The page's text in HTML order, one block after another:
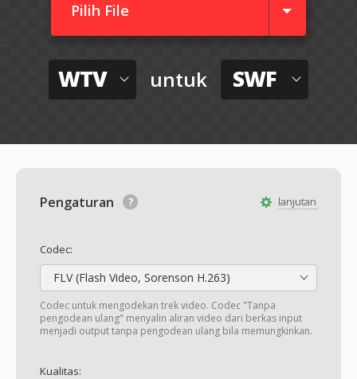
Pilih File
WTV untuk SWF
lanjutan
Pengaturan
Codec:
FLV (Flash Video, Sorenson H.263)
Codec untuk mengodekan trek video. Codec "Tanpa
pengodean ulang" menyalin aliran video dari berkas input
menjadi output tanpa pengodean ulang bila memungkinkan.
Kualitas: